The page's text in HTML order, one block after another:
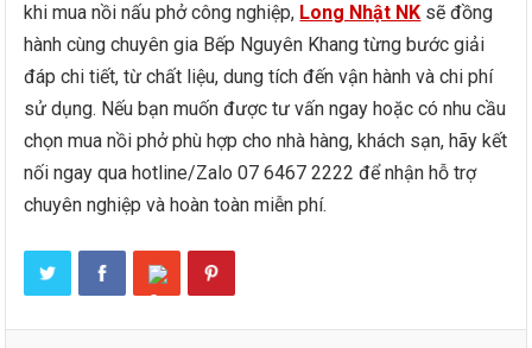
khi mua nồi nấu phở công nghiệp, Long Nhật NK sẽ đồng
hành cùng chuyên gia Bếp Nguyên Khang từng bước giải
đáp chi tiết, từ chất liệu, dung tích đến vận hành và chi phí
sử dụng. Nếu bạn muốn được tư vấn ngay hoặc có nhu cầu
chọn mua nồi phở phù hợp cho nhà hàng, khách sạn, hãy kết
nối ngay qua hotline/Zalo 07 6467 2222 để nhận hỗ trợ
chuyên nghiệp và hoàn toàn miễn phí.